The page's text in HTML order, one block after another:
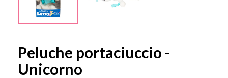
Peluche portaciuccio -
Unicorno